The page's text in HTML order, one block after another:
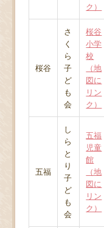
ク）
桜谷
さ
く
ら
子
ど
も
会
桜谷
小学
校
（地
図に
リン
ク）
五福
し
ら
と
り
子
ど
も
会
五福
児童
館
（地
図に
リン
ク）